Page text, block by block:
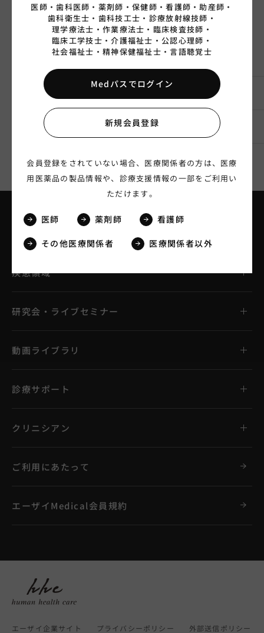
製品概要
※ご使用にあたっては 電子添文をご確認ください
剤形名
一般名 トコフェロール酢酸エステル
疾患領域
研究会・ライブセミナー
動画ライブラリ
診療サポート
クリニシアン
ご利用にあたって
エーザイMedical会員規約
エーザイ企業サイト プライバシーポリシー 外部送信ポリシー
医師・歯科医師・ 薬剤師・ 保健師・看護師・助産師・
歯科衛生士・ 歯科技工士・ 診療放射線技師・
理学療法士・ 作業療法士・ 臨床検査技師・
臨床工学技士・介護福祉士・公認心理師・
社会福祉士・ 精神保健福祉士・言語聴覚士
Medパスでログイン
新規会員登録
会員登録をされていない場合、医療関係者の方は、医療
用医薬品の製品情報や、診療支援情報の一部をご利用い
ただけます。
医師 薬剤師 看護師
その他医療関係者 医療関係者以外